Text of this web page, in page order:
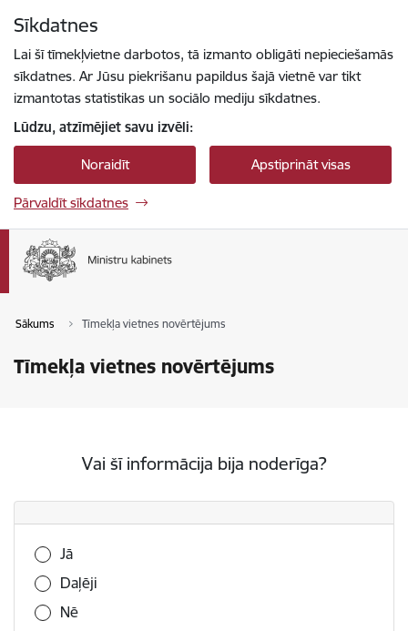
Sīkdatnes
Lai šī tīmekļvietne darbotos, tā izmanto obligāti nepieciešamās
sīkdatnes. Ar Jūsu piekrišanu papildus šajā vietnē var tikt
izmantotas statistikas un sociālo mediju sīkdatnes.
Lūdzu, atzīmējiet savu izvēli:
Noraidīt Apstiprināt visas
Pārvaldīt sīkdatnes
Sākums Tīmekļa vietnes novērtējums
Tīmekļa vietnes novērtējums
Vai šī informācija bija noderīga?
Vai šī informācija bija noderīga?
Jā
Daļēji
Nē